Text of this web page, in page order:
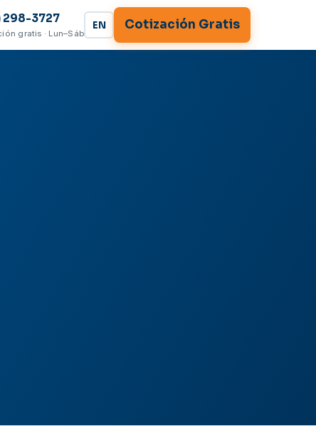
298-3727
gratis · Lun–Sáb
EN Cotización Gratis